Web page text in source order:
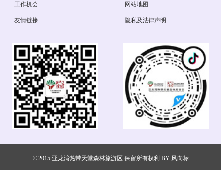
工作机会 网站地图
友情链接 隐私及法律声明
© 2015 亚龙湾热带天堂森林旅游区 保留所有权利 BY 风向标